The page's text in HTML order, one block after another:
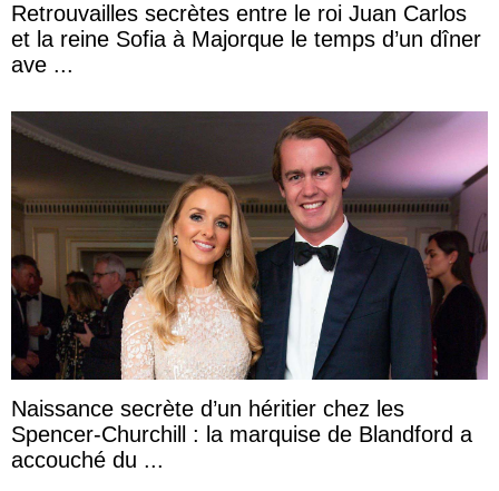
Retrouvailles secrètes entre le roi Juan Carlos
et la reine Sofia à Majorque le temps d’un dîner
ave ...
Naissance secrète d’un héritier chez les
Spencer-Churchill : la marquise de Blandford a
accouché du ...